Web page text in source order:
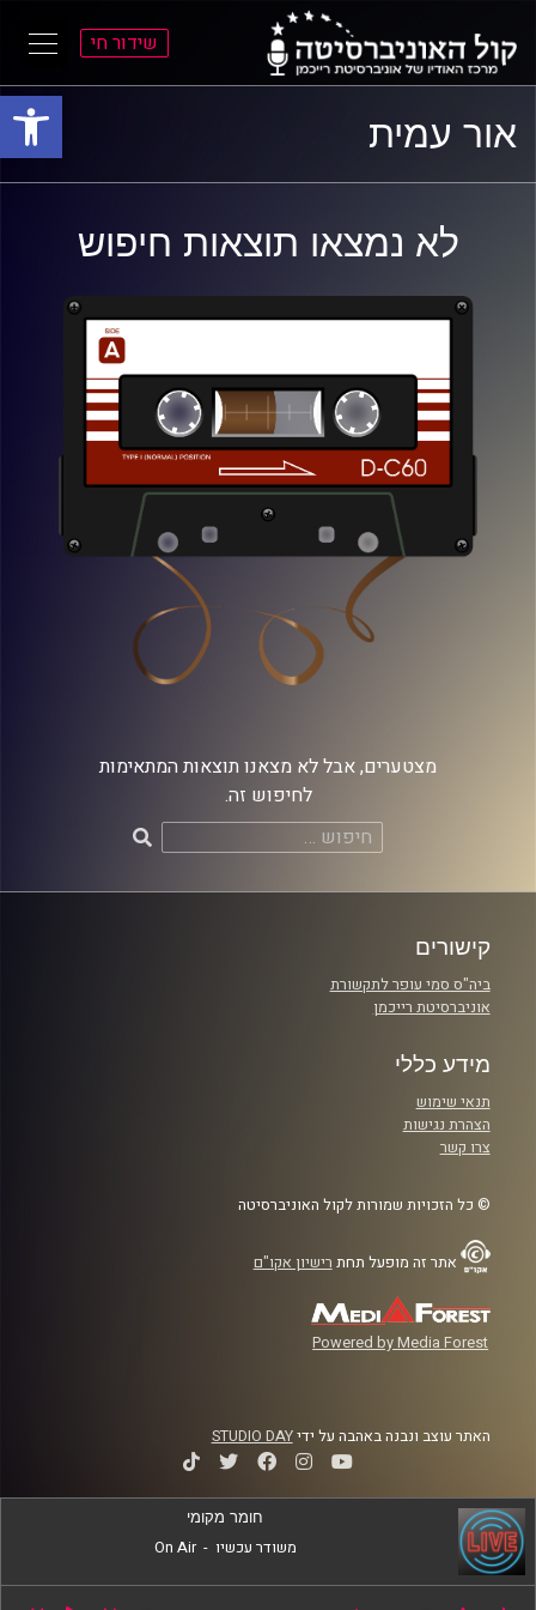
פתח
התפריט
הראשי
התוכן
הראשי
שידור חי
אור עמית
לא נמצאו תוצאות חיפוש
מצטערים, אבל לא מצאנו תוצאות המתאימות
לחיפוש זה.
חיפוש:
קישורים
ביה"ס סמי עופר לתקשורת
אוניברסיטת רייכמן
מידע כללי
תנאי שימוש
הצהרת נגישות
צרו קשר
© כל הזכויות שמורות לקול האוניברסיטה
אתר זה מופעל תחת רישיון אקו"ם
Powered by Media Forest
האתר עוצב ונבנה באהבה על ידיSTUDIO DAY
חומר מקומי
משודר עכשיו -
On Air